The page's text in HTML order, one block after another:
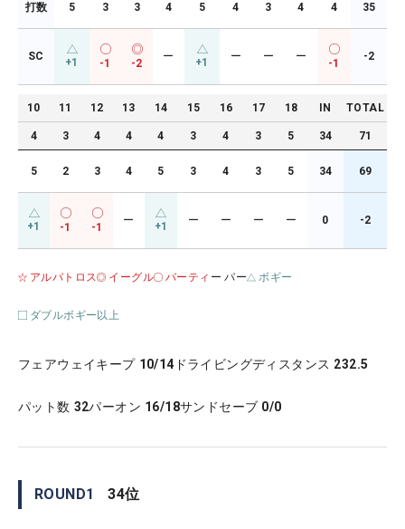
打数 5 3 3 4 5 4 3 4 4 35
SC +1 -1 -2
ー +1 ー ー ー
-1
-2
10 11 12 13 14 15 16 17 18 IN TOTAL
4 3 4 4 4 3 4 3 5 34 71
5 2 3 4 5 3 4 3 5 34 69
+1 -1 -1
ー +1 ー ー ー ー 0 -2
アルバトロス イーグル バーティ ー パー ボギー
ダブルボギー以上
フェアウェイキープ 10/14 ドライビングディスタンス 232.5
パット数 32パーオン 16/18サンドセーブ 0/0
ROUND1 34位